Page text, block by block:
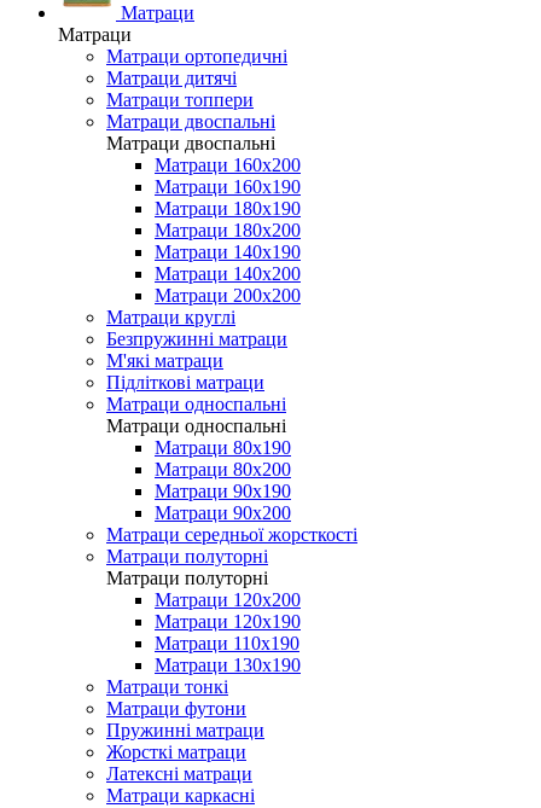
Матраци
Матраци
Матраци ортопедичні
Матраци дитячі
Матраци топпери
Матраци двоспальні
Матраци двоспальні
Матраци 160х200
Матраци 160х190
Матраци 180х190
Матраци 180х200
Матраци 140х190
Матраци 140х200
Матраци 200х200
Матраци круглі
Безпружинні матраци
М'які матраци
Підліткові матраци
Матраци односпальні
Матраци односпальні
Матраци 80х190
Матраци 80х200
Матраци 90х190
Матраци 90х200
Матраци середньої жорсткості
Матраци полуторні
Матраци полуторні
Матраци 120х200
Матраци 120х190
Матраци 110х190
Матраци 130х190
Матраци тонкі
Матраци футони
Пружинні матраци
Жорсткі матраци
Латексні матраци
Матраци каркасні